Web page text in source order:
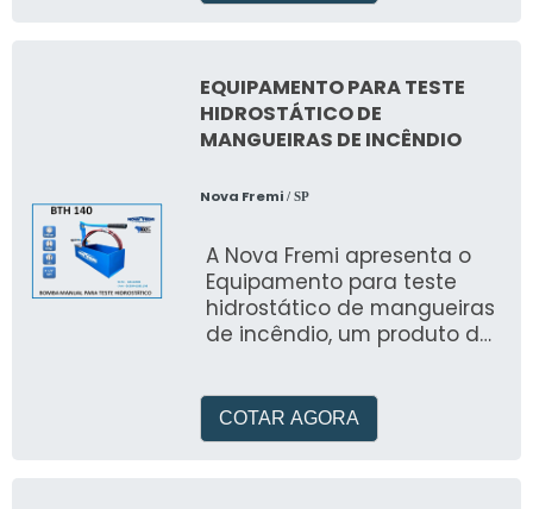
EQUIPAMENTO PARA TESTE
HIDROSTÁTICO DE
MANGUEIRAS DE INCÊNDIO
Nova Fremi/ SP
A Nova Fremi apresenta o
Equipamento para teste
hidrostático de mangueiras
de incêndio, um produto de
COTAR AGORA